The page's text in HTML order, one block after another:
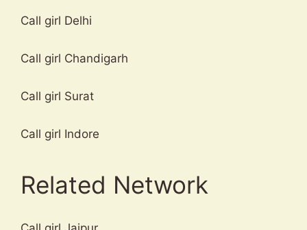
Call girl Delhi
Call girl Chandigarh
Call girl Surat
Call girl Indore
Related Network